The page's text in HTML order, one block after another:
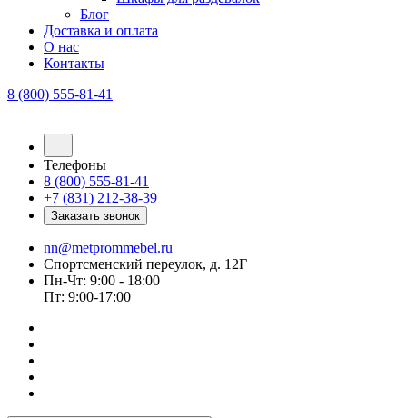
Блог
Доставка и оплата
О нас
Контакты
8 (800) 555-81-41
Телефоны
8 (800) 555-81-41
+7 (831) 212-38-39
Заказать звонок
nn@metprommebel.ru
Спортсменский переулок, д. 12Г
Пн-Чт: 9:00 - 18:00
Пт: 9:00-17:00